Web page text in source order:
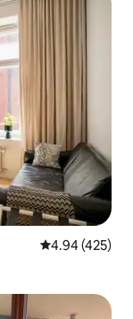
從 425 則評價
4.94 (425)